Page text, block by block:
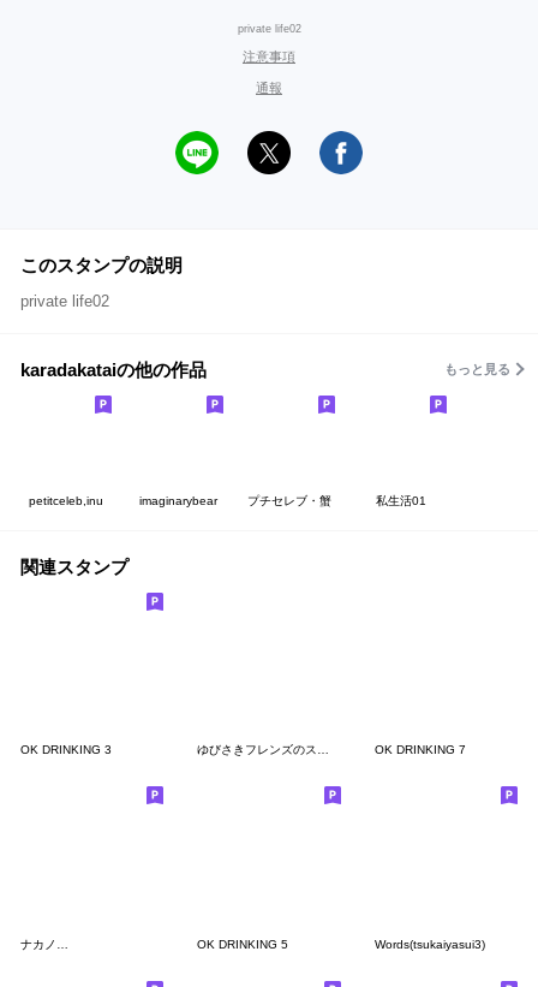
private life02
注意事項
通報
このスタンプの説明
private life02
karadakataiの他の作品 もっと見る
petitceleb,inu imaginarybear プチセレブ・蟹 私生活01
関連スタンプ
OK DRINKING 3 ゆびさきフレンズのスターくん OK DRINKING 7
ナカノ… OK DRINKING 5 Words(tsukaiyasui3)